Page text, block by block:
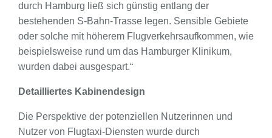
durch Hamburg ließ sich günstig entlang der
bestehenden S-Bahn-Trasse legen. Sensible Gebiete
oder solche mit höherem Flugverkehrsaufkommen, wie
beispielsweise rund um das Hamburger Klinikum,
wurden dabei ausgespart.“
Detailliertes Kabinendesign
Die Perspektive der potenziellen Nutzerinnen und
Nutzer von Flugtaxi-Diensten wurde durch